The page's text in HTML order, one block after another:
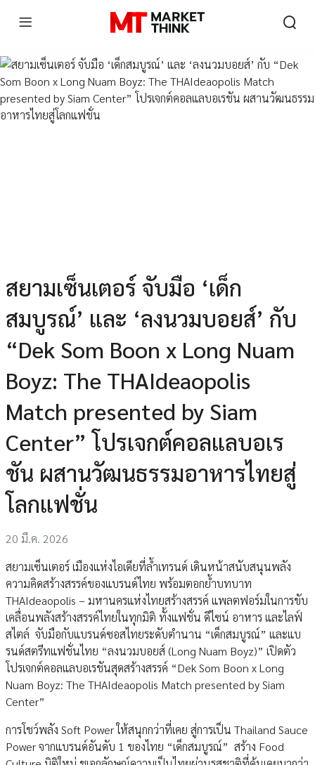
สยามเซ็นเตอร์ จับมือ ‘เด็ก
สมบูรณ์’ และ ‘ลงนวมบอยส์’ กับ
“Dek Som Boon x Long Nuam
Boyz: The THAIdeaopolis
Match presented by Siam
Center” โปรเจกต์คอลแลบอเร
ชัน ผสานวัฒนธรรมอาหารไทยสู่
โลกแฟชั่น
20 มี.ค. 2026
สยามเซ็นเตอร์ เมืองแห่งไอเดียที่ล้ำเทรนด์ เดินหน้าสนับสนุนพลัง
ความคิดสร้างสรรค์ของแบรนด์ไทย พร้อมตอกย้ำบทบาท
THAIdeaopolis – มหานครแห่งไทยสร้างสรรค์ แพลตฟอร์มในการขับ
เคลื่อนพลังสร้างสรรค์ไทยในทุกมิติ ทั้งแฟชั่น ดีไซน์ อาหาร และไลฟ์
สไตล์ จับมือกับแบรนด์ซอสไทยระดับตำนาน “เด็กสมบูรณ์” และแบ
รนด์สตรีทแฟชั่นไทย “ลงนวมบอยส์ (Long Nuam Boyz)” เปิดตัว
โปรเจกต์คอลแลบอเรชันสุดสร้างสรรค์ “Dek Som Boon x Long
Nuam Boyz: The THAIdeaopolis Match presented by Siam
Center”
การโชว์พลัง Soft Power ให้สนุกกว่าที่เคย สู่การเป็น Thailand Sauce
Power จากแบรนด์อันดับ 1 ของไทย “เด็กสมบูรณ์” สร้าง Food